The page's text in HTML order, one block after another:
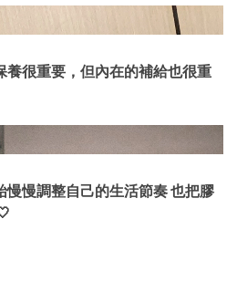
養很重要，但內在的補給也很重
慢慢調整自己的生活節奏 也把膠